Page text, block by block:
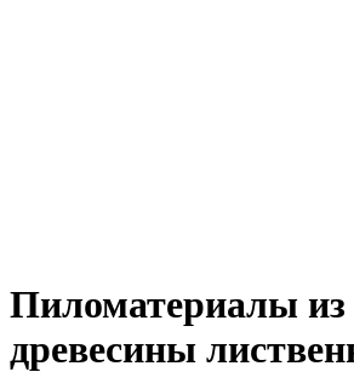
Пиломатериалы из
древесины